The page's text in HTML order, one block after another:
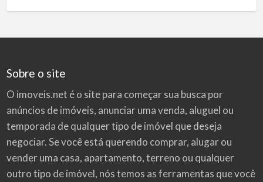
Sobre o site
O imoveis.net é o site para começar sua busca por
anúncios de imóveis, anunciar uma venda, aluguel ou
temporada de qualquer tipo de imóvel que deseja
negociar. Se você está querendo comprar, alugar ou
vender uma casa, apartamento, terreno ou qualquer
outro tipo de imóvel, nós temos as ferramentas que você